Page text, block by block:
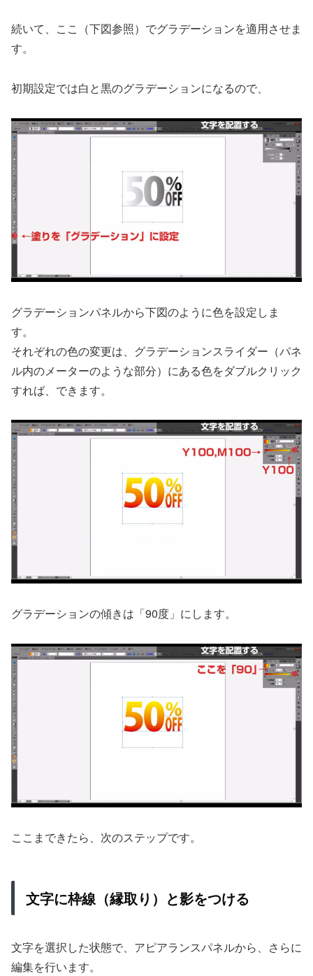
続いて、ここ（下図参照）でグラデーションを適用させま
す。
初期設定では白と黒のグラデーションになるので、
グラデーションパネルから下図のように色を設定しま
す。
それぞれの色の変更は、グラデーションスライダー（パネ
ル内のメーターのような部分）にある色をダブルクリック
すれば、できます。
グラデーションの傾きは「90度」にします。
ここまできたら、次のステップです。
文字に枠線（縁取り）と影をつける
文字を選択した状態で、アピアランスパネルから、さらに
編集を行います。